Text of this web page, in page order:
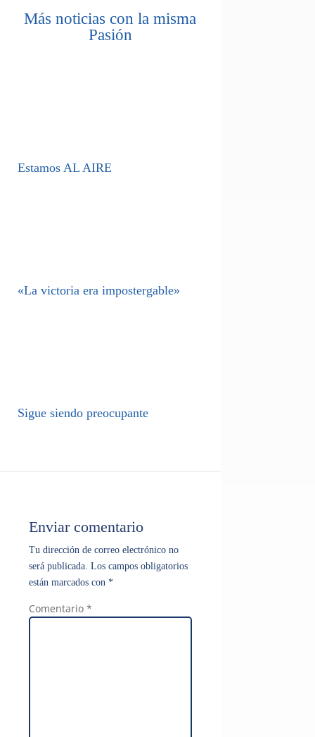
Más noticias con la misma
Pasión
Estamos AL AIRE
«La victoria era impostergable»
Sigue siendo preocupante
Enviar comentario
Tu dirección de correo electrónico no
será publicada. Los campos obligatorios
están marcados con *
Comentario *